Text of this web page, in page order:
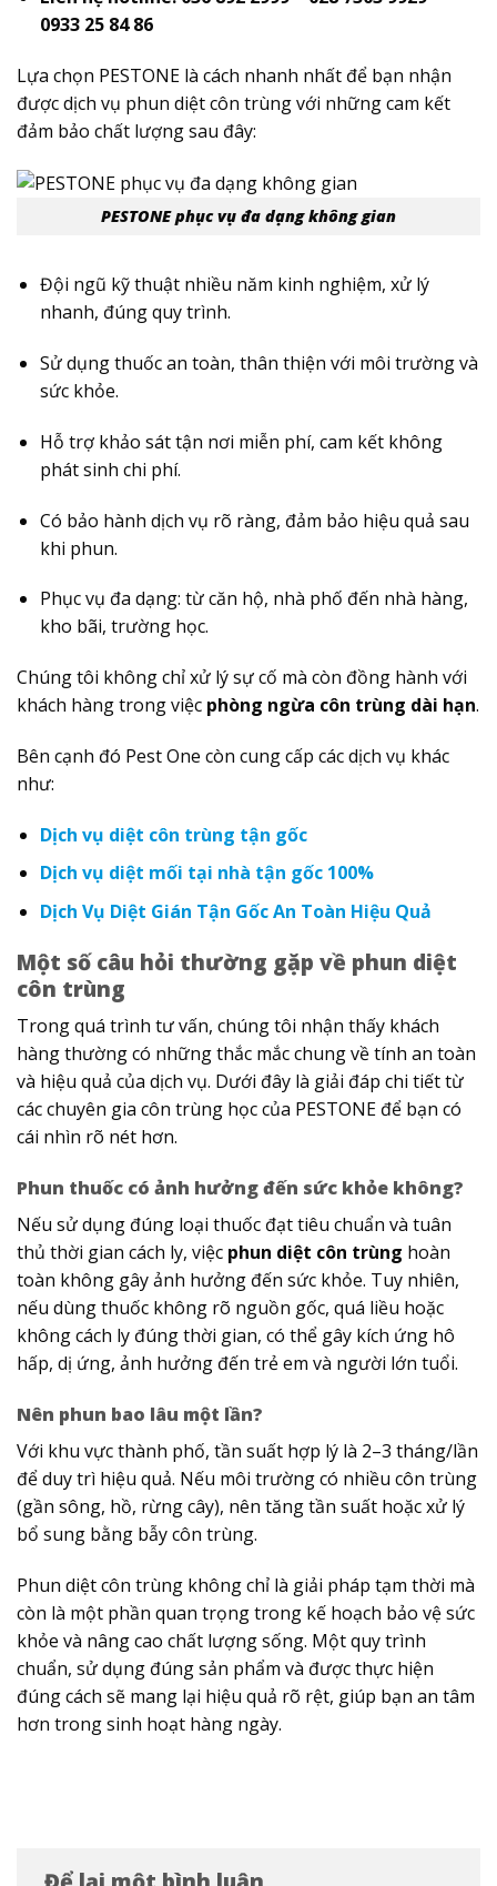
0933 25 84 86
Lựa chọn PESTONE là cách nhanh nhất để bạn nhận
được dịch vụ phun diệt côn trùng​ với những cam kết
đảm bảo chất lượng sau đây:
PESTONE phục vụ đa dạng không gian
Đội ngũ kỹ thuật nhiều năm kinh nghiệm, xử lý
nhanh, đúng quy trình.
Sử dụng thuốc an toàn, thân thiện với môi trường và
sức khỏe.
Hỗ trợ khảo sát tận nơi miễn phí, cam kết không
phát sinh chi phí.
Có bảo hành dịch vụ rõ ràng, đảm bảo hiệu quả sau
khi phun.
Phục vụ đa dạng: từ căn hộ, nhà phố đến nhà hàng,
kho bãi, trường học.
Chúng tôi không chỉ xử lý sự cố mà còn đồng hành với
khách hàng trong việc phòng ngừa côn trùng dài hạn.
Bên cạnh đó Pest One còn cung cấp các dịch vụ khác
như:
Dịch vụ diệt côn trùng tận gốc
Dịch vụ diệt mối tại nhà tận gốc 100%
Dịch Vụ Diệt Gián Tận Gốc An Toàn Hiệu Quả
Một số câu hỏi thường gặp về phun diệt
côn trùng
Trong quá trình tư vấn, chúng tôi nhận thấy khách
hàng thường có những thắc mắc chung về tính an toàn
và hiệu quả của dịch vụ. Dưới đây là giải đáp chi tiết từ
các chuyên gia côn trùng học của PESTONE để bạn có
cái nhìn rõ nét hơn.
Phun thuốc có ảnh hưởng đến sức khỏe không?
Nếu sử dụng đúng loại thuốc đạt tiêu chuẩn và tuân
thủ thời gian cách ly, việc phun diệt côn trùng hoàn
toàn không gây ảnh hưởng đến sức khỏe. Tuy nhiên,
nếu dùng thuốc không rõ nguồn gốc, quá liều hoặc
không cách ly đúng thời gian, có thể gây kích ứng hô
hấp, dị ứng, ảnh hưởng đến trẻ em và người lớn tuổi.
Nên phun bao lâu một lần?
Với khu vực thành phố, tần suất hợp lý là 2–3 tháng/lần
để duy trì hiệu quả. Nếu môi trường có nhiều côn trùng
(gần sông, hồ, rừng cây), nên tăng tần suất hoặc xử lý
bổ sung bằng bẫy côn trùng.
Phun diệt côn trùng không chỉ là giải pháp tạm thời mà
còn là một phần quan trọng trong kế hoạch bảo vệ sức
khỏe và nâng cao chất lượng sống. Một quy trình
chuẩn, sử dụng đúng sản phẩm và được thực hiện
đúng cách sẽ mang lại hiệu quả rõ rệt, giúp bạn an tâm
hơn trong sinh hoạt hàng ngày.